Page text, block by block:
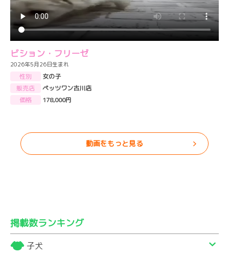
ビション・フリーゼ
2026年5月26日生まれ
性別
女の子
販売店
ペッツワン古川店
価格
178,000円
動画をもっと見る
掲載数ランキング
子犬